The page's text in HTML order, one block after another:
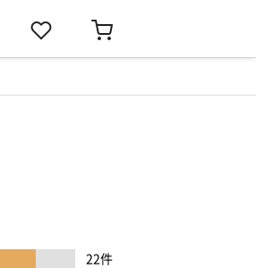
22件